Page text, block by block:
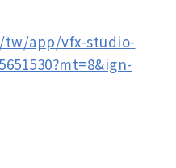
app/vfx-studio-